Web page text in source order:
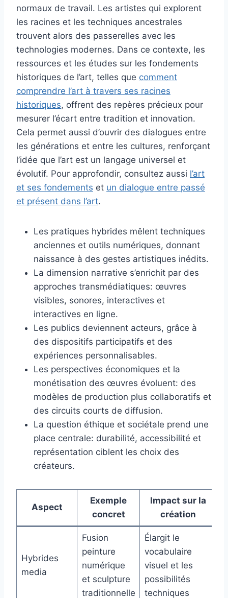
normaux de travail. Les artistes qui explorent
les racines et les techniques ancestrales
trouvent alors des passerelles avec les
technologies modernes. Dans ce contexte, les
ressources et les études sur les fondements
historiques de l’art, telles que comment
comprendre l’art à travers ses racines
historiques, offrent des repères précieux pour
mesurer l’écart entre tradition et innovation.
Cela permet aussi d’ouvrir des dialogues entre
les générations et entre les cultures, renforçant
l’idée que l’art est un langage universel et
évolutif. Pour approfondir, consultez aussi l’art
et ses fondements et un dialogue entre passé
et présent dans l’art.
Les pratiques hybrides mêlent techniques
anciennes et outils numériques, donnant
naissance à des gestes artistiques inédits.
La dimension narrative s’enrichit par des
approches transmédiatiques: œuvres
visibles, sonores, interactives et
interactives en ligne.
Les publics deviennent acteurs, grâce à
des dispositifs participatifs et des
expériences personnalisables.
Les perspectives économiques et la
monétisation des œuvres évoluent: des
modèles de production plus collaboratifs et
des circuits courts de diffusion.
La question éthique et sociétale prend une
place centrale: durabilité, accessibilité et
représentation ciblent les choix des
créateurs.
Aspect
Exemple
concret
Impact sur la
création
Hybrides
media
Fusion
peinture
numérique
et sculpture
traditionnelle
Élargit le
vocabulaire
visuel et les
possibilités
techniques